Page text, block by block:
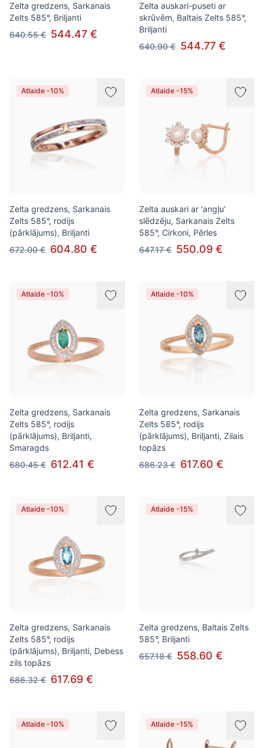
Zelta gredzens, Sarkanais
Zelts 585°, Briljanti
640.55 € 544.47 €
Zelta auskari-puseti ar
skrūvēm, Baltais Zelts 585°,
Briljanti
640.90 € 544.77 €
Atlaide -10%
Zelta gredzens, Sarkanais
Zelts 585°, rodijs
(pārklājums), Briljanti
672.00 € 604.80 €
Atlaide -15%
Zelta auskari ar 'angļu'
slēdzēju, Sarkanais Zelts
585°, Cirkoni, Pērles
647.17 € 550.09 €
Atlaide -10%
Zelta gredzens, Sarkanais
Zelts 585°, rodijs
(pārklājums), Briljanti,
Smaragds
680.45 € 612.41 €
Atlaide -10%
Zelta gredzens, Sarkanais
Zelts 585°, rodijs
(pārklājums), Briljanti, Zilais
topāzs
686.23 € 617.60 €
Atlaide -10%
Zelta gredzens, Sarkanais
Zelts 585°, rodijs
(pārklājums), Briljanti, Debess
zils topāzs
686.32 € 617.69 €
Atlaide -15%
Zelta gredzens, Baltais Zelts
585°, Briljanti
657.18 € 558.60 €
Atlaide -10% Atlaide -15%